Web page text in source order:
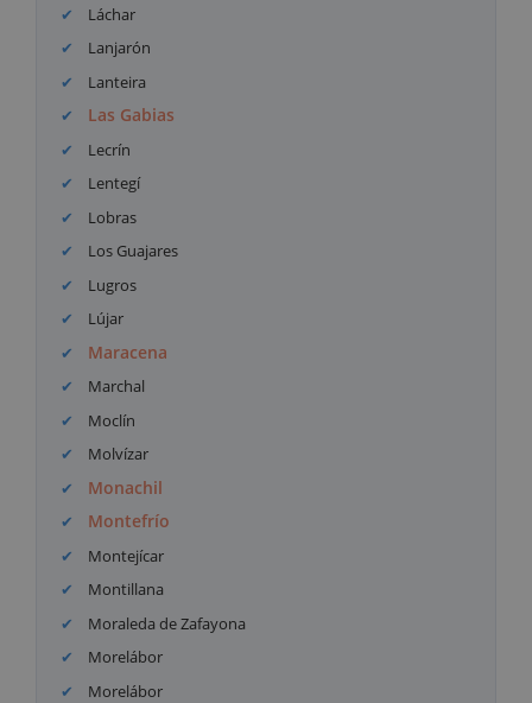
Láchar
Lanjarón
Lanteira
Las Gabias
Lecrín
Lentegí
Lobras
Los Guajares
Lugros
Lújar
Maracena
Marchal
Moclín
Molvízar
Monachil
Montefrío
Montejícar
Montillana
Moraleda de Zafayona
Morelábor
Morelábor